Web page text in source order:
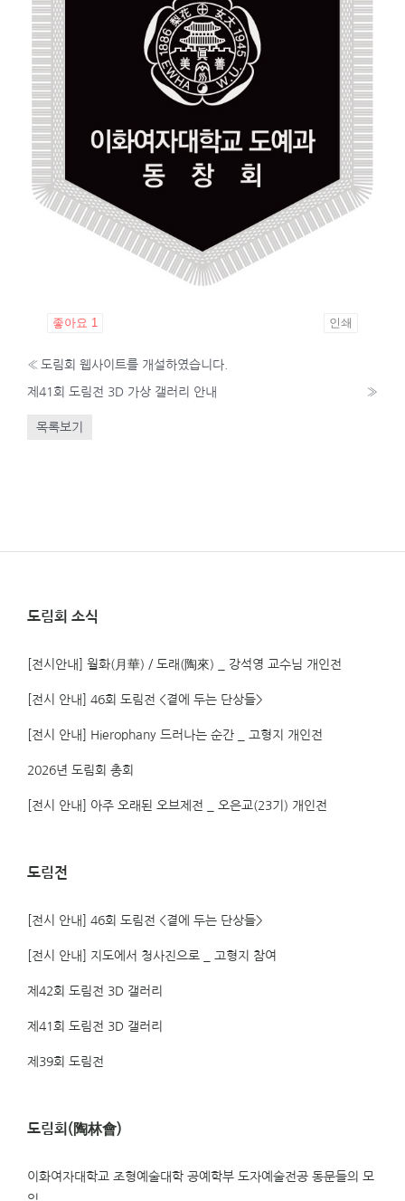
좋아요 1 인쇄
« 도림회 웹사이트를 개설하였습니다.
제41회 도림전 3D 가상 갤러리 안내 »
목록보기
도림회 소식
[전시안내] 월화(月華) / 도래(陶來) _ 강석영 교수님 개인전
[전시 안내] 46회 도림전 <곁에 두는 단상들>
[전시 안내] Hierophany 드러나는 순간 _ 고형지 개인전
2026년 도림회 총회
[전시 안내] 아주 오래된 오브제전 _ 오은교(23기) 개인전
도림전
[전시 안내] 46회 도림전 <곁에 두는 단상들>
[전시 안내] 지도에서 청사진으로 _ 고형지 참여
제42회 도림전 3D 갤러리
제41회 도림전 3D 갤러리
제39회 도림전
도림회(陶林會)
이화여자대학교 조형예술대학 공예학부 도자예술전공 동문들의 모